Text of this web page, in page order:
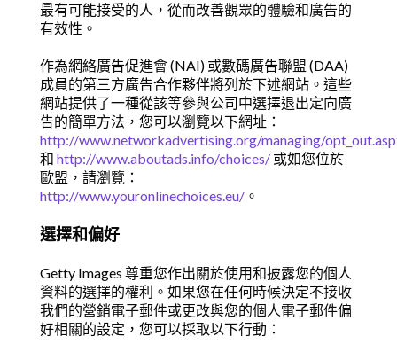
最有可能接受的人，從而改善觀眾的體驗和廣告的
有效性。
作為網絡廣告促進會 (NAI) 或數碼廣告聯盟 (DAA)
成員的第三方廣告合作夥伴將列於下述網站。這些
網站提供了一種從該等參與公司中選擇退出定向廣
告的簡單方法，您可以瀏覽以下網址：
http://www.networkadvertising.org/managing/
和 http://www.aboutads.info/choices/或如您位於
歐盟，請瀏覽：
http://www.youronlinechoices.eu/。
選擇和偏好
Getty Images 尊重您作出關於使用和披露您的個人
資料的選擇的權利。如果您在任何時候決定不接收
我們的營銷電子郵件或更改與您的個人電子郵件偏
好相關的設定，您可以採取以下行動：